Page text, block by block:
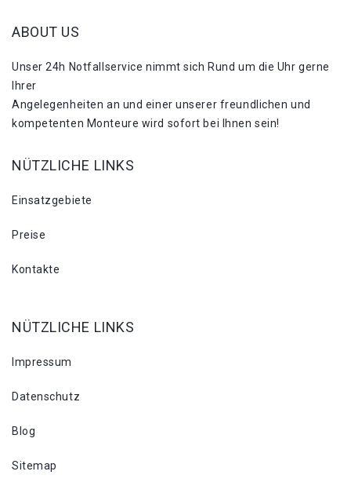
ABOUT US
Unser 24h Notfallservice nimmt sich Rund um die Uhr gerne
Ihrer
Angelegenheiten an und einer unserer freundlichen und
kompetenten Monteure wird sofort bei Ihnen sein!
NÜTZLICHE LINKS
Einsatzgebiete
Preise
Kontakte
NÜTZLICHE LINKS
Impressum
Datenschutz
Blog
Sitemap